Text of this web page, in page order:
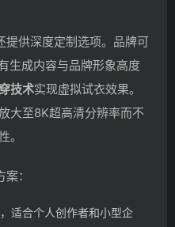
供深度定制选项。品牌可
生成内容与品牌形象高度
技术实现虚拟试衣效果。
大至8K超高清分辨率而不
。
：
适合个人创作者和小型企